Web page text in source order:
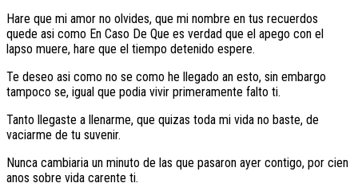
Hare que mi amor no olvides, que mi nombre en tus recuerdos
quede asi­ como En Caso De Que es verdad que el apego con el
lapso muere, hare que el tiempo detenido espere.
Te deseo asi­ como no se como he llegado an esto, sin embargo
tampoco se, igual que podia vivir primeramente falto ti.
Tanto llegaste a llenarme, que quizas toda mi vida no baste, de
vaciarme de tu suvenir.
Nunca cambiaria un minuto de las que pasaron ayer contigo, por cien
anos sobre vida carente ti.